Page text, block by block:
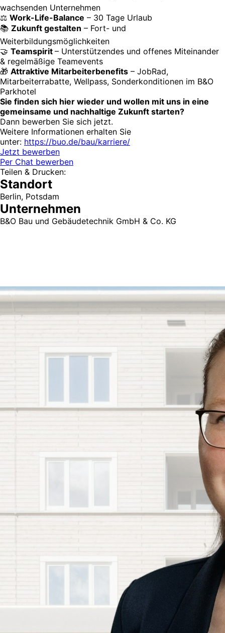
wachsenden Unternehmen
⚖️ Work-Life-Balance – 30 Tage Urlaub
📚 Zukunft gestalten – Fort- und
Weiterbildungsmöglichkeiten
🤝 Teamspirit – Unterstützendes und offenes Miteinander
& regelmäßige Teamevents
🎁 Attraktive Mitarbeiterbenefits – JobRad,
Mitarbeiterrabatte, Wellpass, Sonderkonditionen im B&O
Parkhotel
Sie finden sich hier wieder und wollen mit uns in eine
gemeinsame und nachhaltige Zukunft starten?
Dann bewerben Sie sich jetzt.
Weitere Informationen erhalten Sie
unter: https://buo.de/bau/karriere/
Jetzt bewerben
Per Chat bewerben
Teilen & Drucken:
Standort
Berlin, Potsdam
Unternehmen
B&O Bau und Gebäudetechnik GmbH & Co. KG